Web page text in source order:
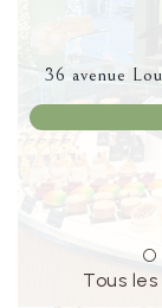
36 avenue
Tous